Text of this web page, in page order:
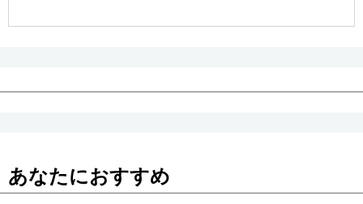
あなたにおすすめ